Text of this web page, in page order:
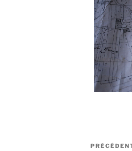
Article